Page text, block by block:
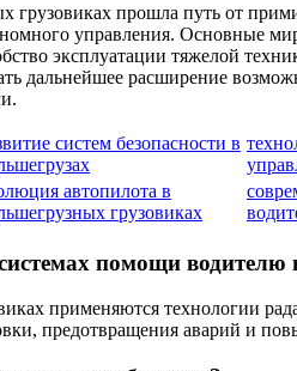
прошла путь от
управления. Основные
эксплуатации тяжелой
расширение
систем безопасности в
автопилота в
грузовиках
помощи
применяются технологии
предотвращения аварий и